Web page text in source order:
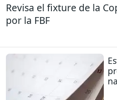
Revisa el fixture de la
por la FBF